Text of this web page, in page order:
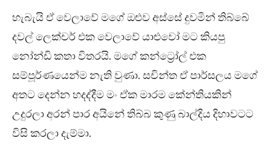
හැබැයි ඒ වෙලාවේ මගේ ඔළුව අස්සේ දුවමින් තිබ්බේ
දවල් ලෙක්චර් එක වෙලාවේ යාළුවෝ මට කියපු
නෝන්ඩි කතා විතරයි. මගේ කන්ට්‍රෝල් එක
සම්පූර්ණයෙන්ම නැති වුණා. සචින්ත ඒ පාර්සලය මගේ
අතට දෙන්න හදද්දීම මං ඒක මාරම කේන්තියකින්
උදුරලා අරන් පාර අයිනේ තිබ්බ කුණු බාල්දිය දිහාවටට
විසි කරලා දැම්මා.